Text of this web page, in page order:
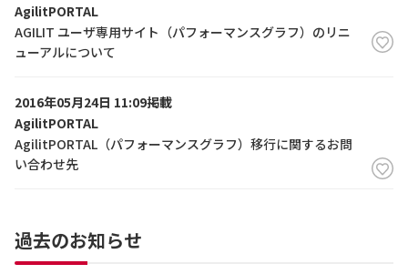
AgilitPORTAL
AGILIT ユーザ専用サイト（パフォーマンスグラフ）のリニ
ューアルについて
2016年05月24日 11:09掲載
AgilitPORTAL
AgilitPORTAL（パフォーマンスグラフ）移行に関するお問
い合わせ先
過去のお知らせ